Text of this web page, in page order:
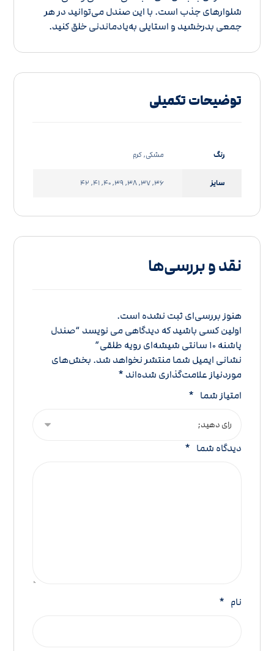
شلوارهای جذب است. با این صندل می‌توانید در هر
جمعی بدرخشید و استایلی به‌یادماندنی خلق کنید.
توضیحات تکمیلی
رنگ مشکی, کرم
سایز 36, 37, 38, 39, 40, 41, 42
نقد و بررسی‌ها
هنوز بررسی‌ای ثبت نشده است.
اولین کسی باشید که دیدگاهی می نویسد “صندل
پاشنه 10 سانتی شیشه‌ای رویه طلقی”
نشانی ایمیل شما منتشر نخواهد شد. بخش‌های
موردنیاز علامت‌گذاری شده‌اند *
امتیاز شما *
دیدگاه شما *
نام *